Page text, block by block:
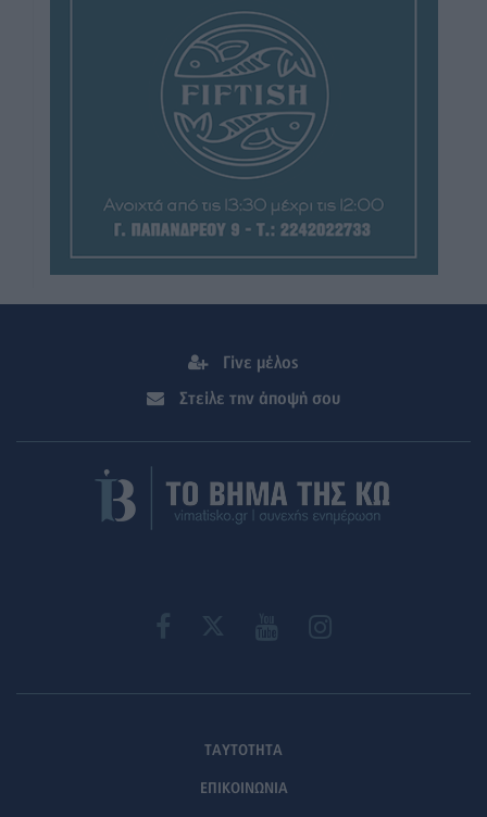
Γίνε μέλος
Στείλε την άποψή σου
ΤΑΥΤΟΤΗΤΑ
ΕΠΙΚΟΙΝΩΝΙΑ